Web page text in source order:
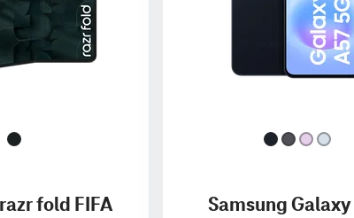
fold FIFA
Samsung Galaxy